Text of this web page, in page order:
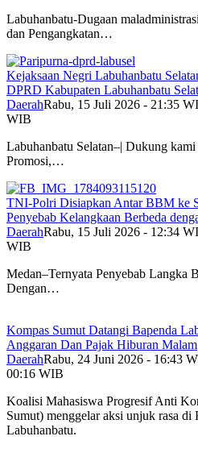
Labuhanbatu-Dugaan
dan Pengangkatan…
Kejaksaan Negri Labuhanbatu
DPRD Kabupaten Labuhanbatu
DaerahRabu, 15 Juli 2026 - 21:35
WIB
Labuhanbatu Selatan–| Dukung
Promosi,…
TNI-Polri Disiapkan Antar BBM ke
Penyebab Kelangkaan Berbeda
DaerahRabu, 15 Juli 2026 - 12:34
WIB
Medan–Ternyata Penyebab Langka
Dengan…
Kompas Sumut Datangi Bapenda
Anggaran Dan Pajak Hiburan Malam
DaerahRabu, 24 Juni 2026 - 16:43
00:16 WIB
Koalisi Mahasiswa Progresif Anti
Sumut) menggelar aksi unjuk rasa di
Labuhanbatu.